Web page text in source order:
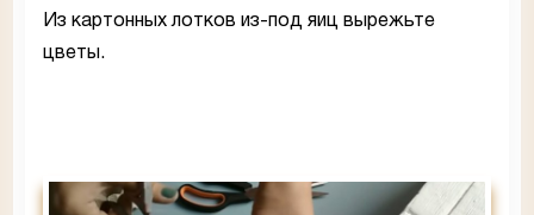
Из картонных лотков из-под яиц вырежьте
цветы.